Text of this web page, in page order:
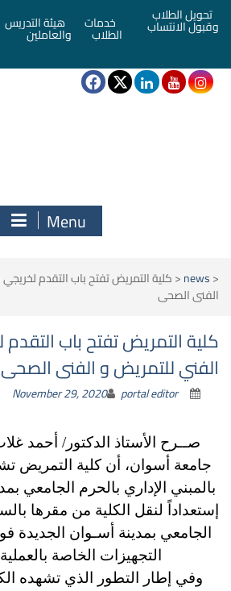
تحويل الطلاب
وقبول الانتساب خدمات
الطلاب
هيئة التدريس
والعاملين
Menu
<
news
<كلية التمريض تفتح باب التقدم
الفنى الصحى
كلية التمريض تفتح باب
الفني للتمريض و الفنى الصحى
November 29, 2020 portal editor
صــرح الأستاذ الدكتور/ أحمد
جامعة أسوان، أن كلية التمريض
بالمبني الإداري بالحرم الجامعي
إستعداداً لنقل الكلية من مقرها
الجامعي بمدينة أسـوان الجديدة
التجهيزات الخاصة
وفي إطار التطور الذي تشهده